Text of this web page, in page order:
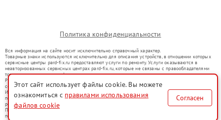
Политика конфиденциальности
Вся информация на сайте носит исключительно справочный характер.
Товарные знаки используются исключительно для описания устройств, в отношении которых
сервисные центры pard-fix.ru предоставляют услуги по ремонту. Услуги оказываются в
неавторизованных сервисных центрах pard-fix.ru, которые не связаны с правообладателями
товарных знаков или их официальными представителями.
Ремонт осуществляется для устройств, уже введенных в гражданский оборот в соответствии
со статьей 1487 ГК РФ.
Использование товарных знаков не преследует цели индивидуализации услуг или введения
потребителей в заблуждение, а служит для информирования о предоставляемых услугах по
ремонту техники указанных брендов.
Представленная на сайте информация не является публичной офертой, определяемой
положениями Статьи 437(2) Гражданского кодекса РФ
Этот сайт использует файлы cookie. Вы можете
ознакомиться с правилами использования
файлов cookie
Согласен